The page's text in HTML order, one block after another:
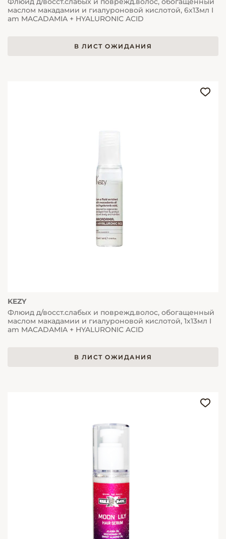
маслом макадамии и гиалуроновой кислотой, 6х13мл I
am MACADAMIA + HYALURONIC ACID
В ЛИСТ ОЖИДАНИЯ
KEZY
Флюид д/восст.слабых и поврежд.волос, обогащенный
маслом макадамии и гиалуроновой кислотой, 1х13мл I
am MACADAMIA + HYALURONIC ACID
В ЛИСТ ОЖИДАНИЯ